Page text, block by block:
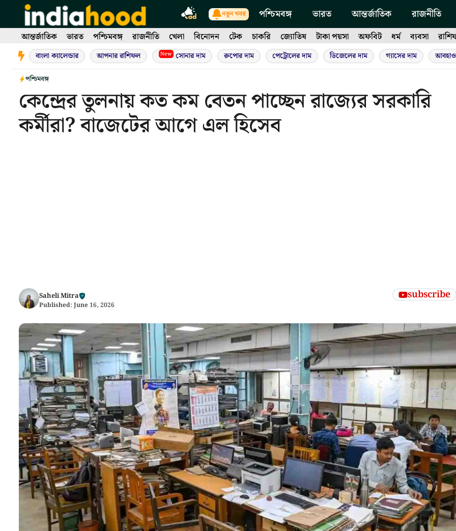
content
নতুন খবর পশ্চিমবঙ্গ ভারত আন্তর্জাতিক রাজনীতি
আন্তর্জাতিক ভারত পশ্চিমবঙ্গ রাজনীতি খেলা বিনোদন টেক চাকরি জ্যোতিষ টাকা পয়সা অফবিট ধর্ম ব্যবসা
বাংলা ক্যালেন্ডার আপনার রাশিফল New সোনার দাম রুপোর দাম পেট্রোলের দাম ডিজেলের দাম গ্যাসের দাম
পশ্চিমবঙ্গ
কেন্দ্রের তুলনায় কত কম বেতন পাচ্ছেন রাজ্যের সরকারি
কর্মীরা? বাজেটের আগে এল হিসেব
Saheli Mitra
Published: June 16, 2026
subscribe